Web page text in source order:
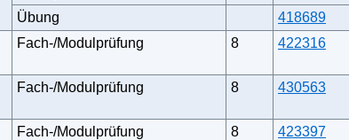
Übung
418689
Fach-/Modulprüfung 8 422316
Fach-/Modulprüfung 8 430563
Fach-/Modulprüfung 8
423397